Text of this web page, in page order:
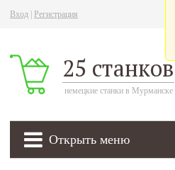
Вход Регистрация
25 станков
немецкие станки в Мурманске
Открыть меню